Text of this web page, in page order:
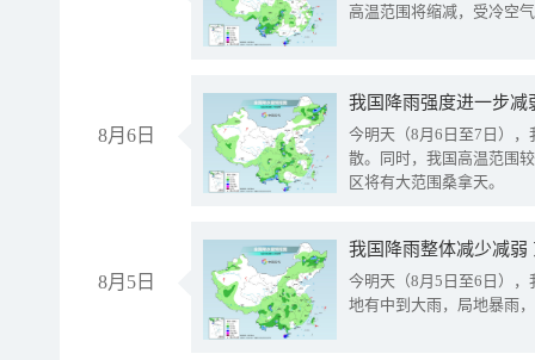
高温范围将缩减，受冷空
8月6日
今明天（8月6日至7日）
散。同时，我国高温范围
区将有大范围桑拿天。
8月5日
我国降雨整体减少减弱
今明天（8月5日至6日）
地有中到大雨，局地暴雨